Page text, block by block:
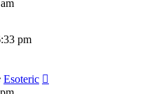
pm
Esoteric